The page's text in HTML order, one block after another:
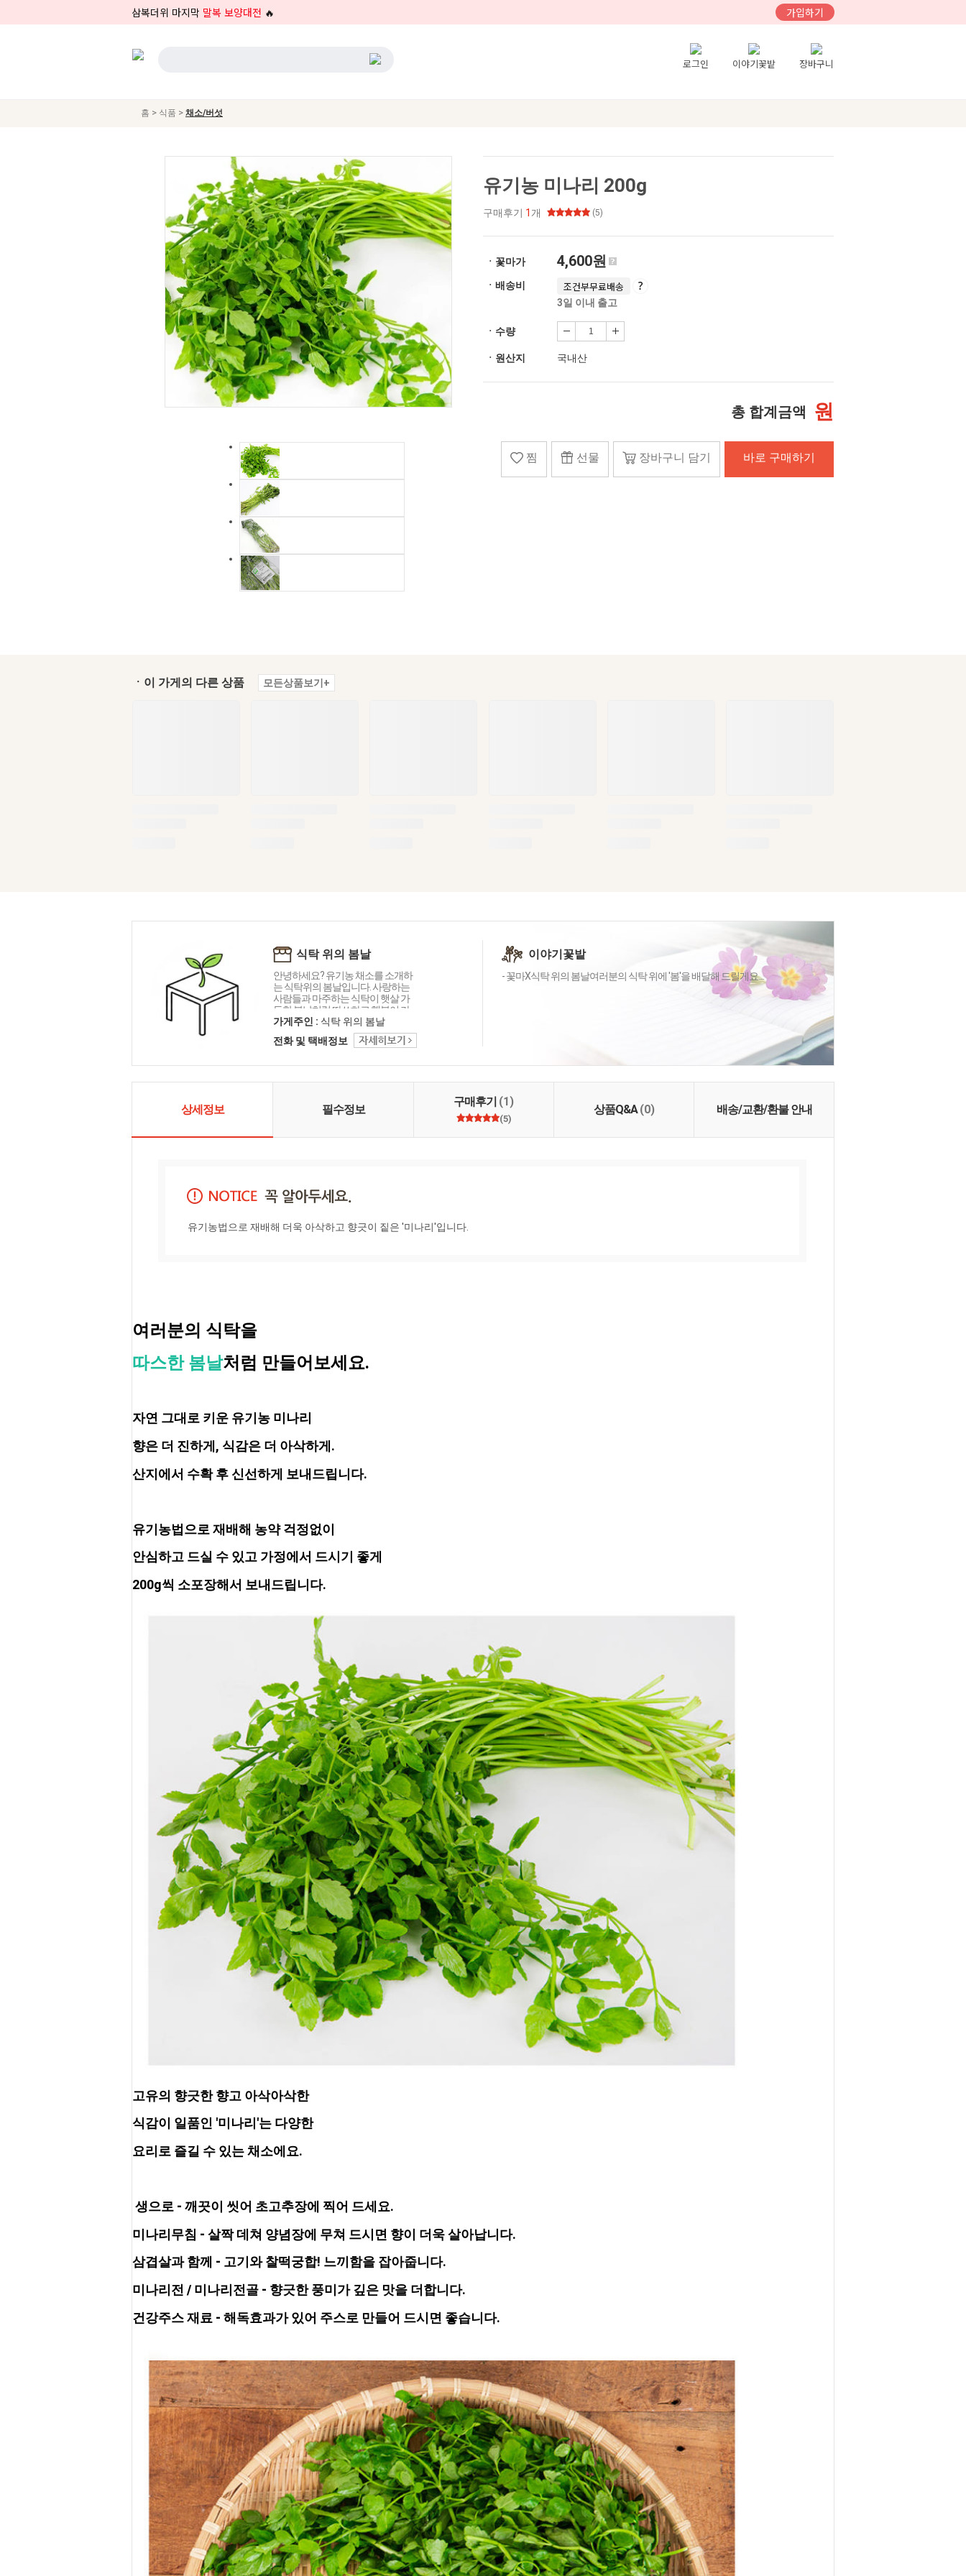
삼복더위 마지막 말복 보양대전 🔥 가입하기
로그인 이야기꽃밭 장바구니
홈 > 식품 > 채소/버섯
유기농 미나리 200g
구매후기 1 개 (5)
ㆍ꽃마가 4,600원
ㆍ배송비 조건부무료배송
3일 이내 출고
ㆍ수량
ㆍ원산지 국내산
총 합계금액 원
찜 선물 장바구니 담기 바로 구매하기
ㆍ이 가게의 다른 상품 모든상품보기+
식탁 위의 봄날
안녕하세요? 유기농 채소를 소개하
는 식탁위의 봄날입니다. 사랑하는
사람들과 마주하는 식탁이 햇살 가
득한 봄날처럼 따쓰하고 행복이 가
득하길 바라는 마음으로 건강한 채
가게주인 : 식탁 위의 봄날
전화 및 택배정보
이야기꽃밭
- 꽃마X식탁 위의 봄날여러분의 식탁 위에 '봄'을 배달해 드릴게요....
상세정보 필수정보
구매후기 (1)
(5)
상품Q&A(0) 배송/교환/환불 안내
유기농법으로 재배해 더욱 아삭하고 향긋이 짙은 '미나리'입니다.
여러분의 식탁을
따스한 봄날처럼 만들어보세요.
자연 그대로 키운 유기농 미나리
향은 더 진하게, 식감은 더 아삭하게.
산지에서 수확 후 신선하게 보내드립니다.
유기농법으로 재배해 농약 걱정없이
안심하고 드실 수 있고 가정에서 드시기 좋게
200g씩 소포장해서 보내드립니다.
고유의 향긋한 향고 아삭아삭한
식감이 일품인 '미나리'는 다양한
요리로 즐길 수 있는 채소에요.
생으로 - 깨끗이 씻어 초고추장에 찍어 드세요.
미나리무침 - 살짝 데쳐 양념장에 무쳐 드시면 향이 더욱 살아납니다.
삼겹살과 함께 - 고기와 찰떡궁합! 느끼함을 잡아줍니다.
미나리전 / 미나리전골 - 향긋한 풍미가 깊은 맛을 더합니다.
건강주스 재료 - 해독효과가 있어 주스로 만들어 드시면 좋습니다.